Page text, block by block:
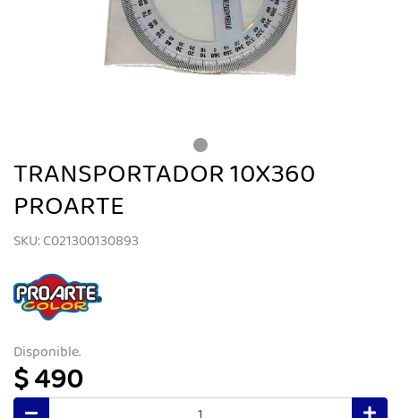
TRANSPORTADOR 10X360
PROARTE
SKU: C021300130893
Disponible.
$ 490